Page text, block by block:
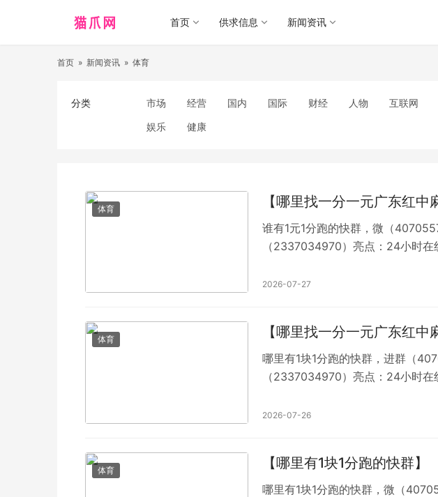
首页 供求信息 新闻资讯
首页 » 新闻资讯 » 体育
分类 市场 经营 国内 国际 财经 人物 互联网
娱乐
健康
体育 【哪里找一分一元广东红中
谁有1元1分跑的快群，微（
（2337034970）亮点：24小时
剩干净纯白，冬日居家消遣首选红
2026-07-27
体育 【哪里找一分一元广东红中
哪里有1块1分跑的快群，进群（
（2337034970）亮点：24小时
一片清澈坦荡，开局喜提红中赖子
2026-07-26
体育 【哪里有1块1分跑的快群】
哪里有1块1分跑的快群，微（